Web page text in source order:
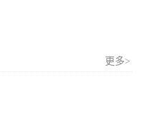
更多>